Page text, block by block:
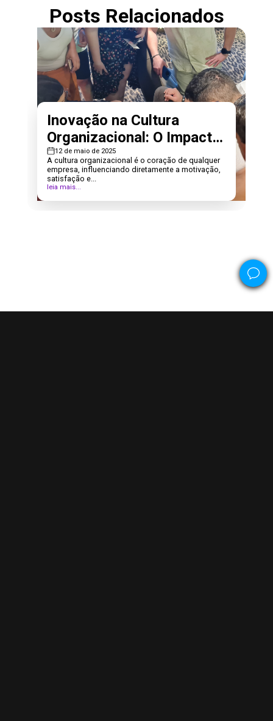
Posts Relacionados
Inovação na Cultura
Organizacional: O Impacto
das Experiências Imer...
12 de maio de 2025
A cultura organizacional é o coração de qualquer
empresa, influenciando diretamente a motivação,
satisfação e...
leia mais...